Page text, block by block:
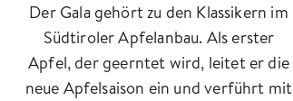
Der Gala gehört zu den Klassikern im
Südtiroler Apfelanbau. Als erster
Apfel, der geerntet wird, leitet er die
neue Apfelsaison ein und verführt mit